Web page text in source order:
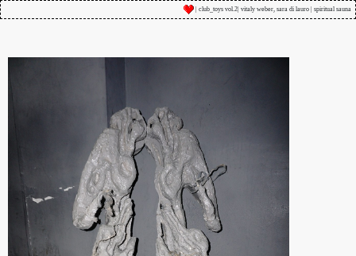
| club_toys vol.2| vitaly weber, sara di lauro | spiritual sauna